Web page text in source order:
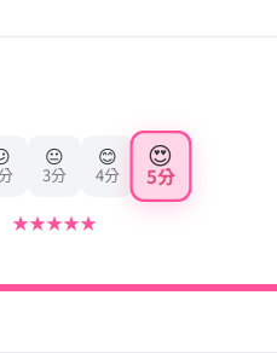
😐
3分
😊
4分
😍
5分
★★★★★